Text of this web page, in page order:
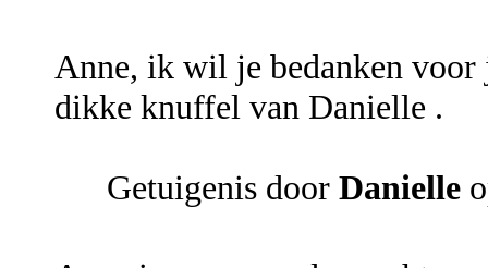
Anne, ik wil je bedanken
dikke knuffel van Danielle .
Getuigenis door Danielle